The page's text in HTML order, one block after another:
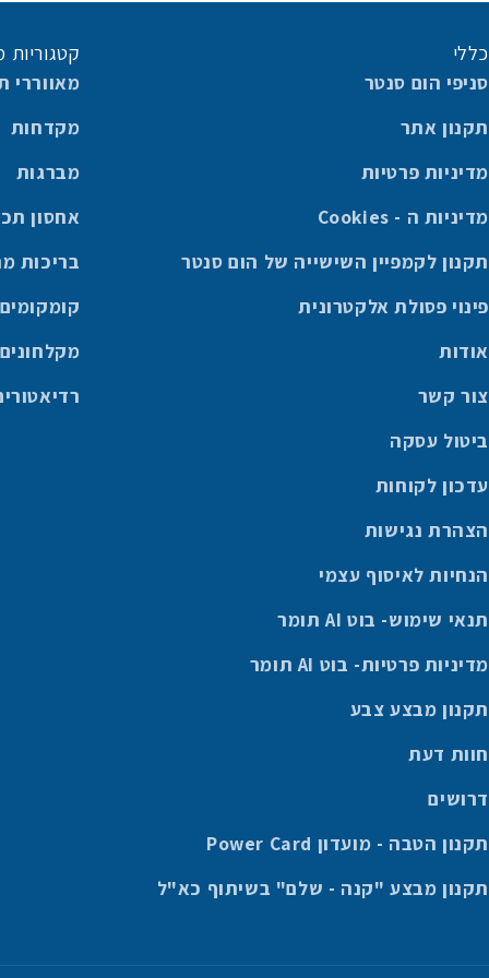
כללי
סניפי הום סנטר
תקנון אתר
מדיניות פרטיות
מדיניות ה - Cookies
תקנון לקמפיין השישייה של הום סנטר
פינוי פסולת אלקטרונית
אודות
צור קשר
ביטול עסקה
עדכון לקוחות
הצהרת נגישות
הנחיות לאיסוף עצמי
תנאי שימוש- בוט AI תומר
מדיניות פרטיות- בוט AI תומר
תקנון מבצע צבע
חוות דעת
דרושים
תקנון הטבה - מועדון Power Card
תקנון מבצע "קנה - שלם" בשיתוף כא"ל
קטגוריות
מאווררי
מקדחות
מברגות
אחסון
בריכות
קומקומים
מקלחונים